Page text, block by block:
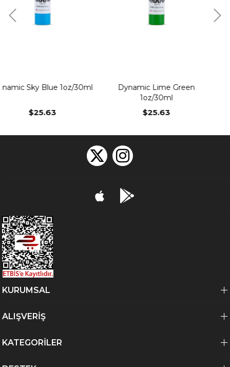
1oz/30ml
Dynamic Lime Green
Dynamic
KURUMSAL
ALIŞVERİŞ
KATEGORİLER